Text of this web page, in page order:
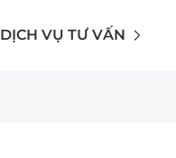
DỊCH VỤ TƯ VẤN